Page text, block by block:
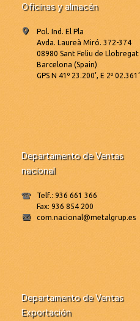
Oficinas y almacén
Pol. Ind. El Pla
Avda. Laureà Miró. 372-374
08980 Sant Feliu de Llobregat
Barcelona (Spain)
GPS N 41º 23.200’, E 2º 02.361’
Departamento de Ventas
nacional
Telf.: 936 661 366
Fax: 936 854 200
com.nacional@metalgrup.es
Departamento de Ventas
Exportación